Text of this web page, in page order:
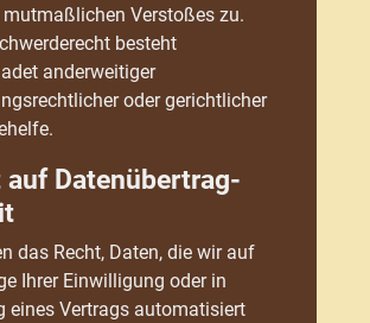
mutmaßlichen Verstoßes zu.
besteht
anderweitiger
oder gerichtlicher
auf Daten­übertrag­
das Recht, Daten, die wir auf
Ihrer Einwilligung oder in
eines Vertrags automatisiert